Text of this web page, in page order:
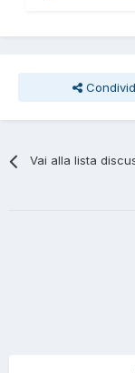
Vai alla lista